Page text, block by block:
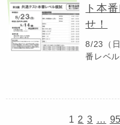
ト本
せ！
8/23（
番レベ
1 2 3 …